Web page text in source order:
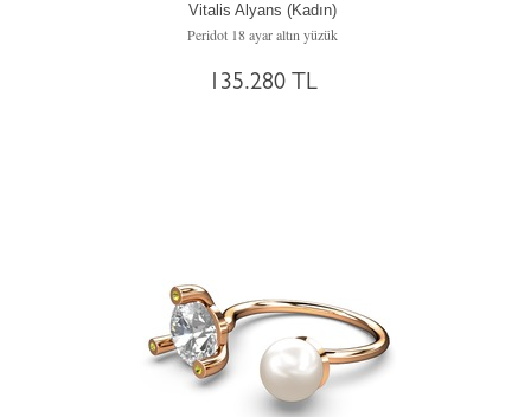
Vitalis Alyans (Kadın)
Peridot 18 ayar altın yüzük
135.280 TL